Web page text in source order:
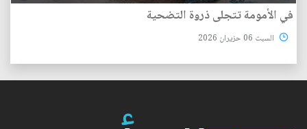
في الأمومة تتجلى ذروة التضحية
السبت 06 حزيران 2026